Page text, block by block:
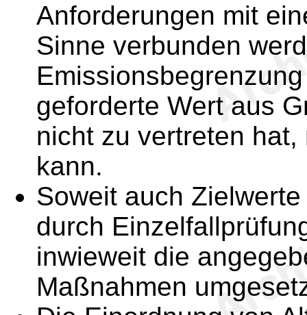
Anforderungen mit
Sinne verbunden
geforderte Wert aus
nicht zu vertreten
kann.
Soweit auch
durch
inwieweit die
Maßnahmen